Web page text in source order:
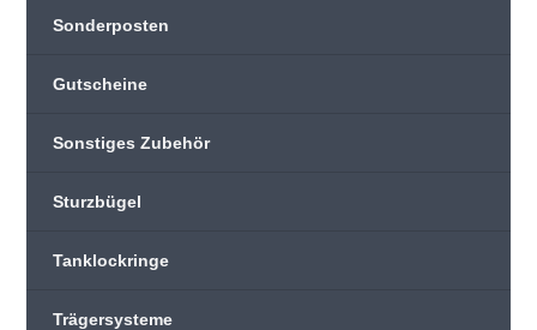
Sonderposten
Gutscheine
Sonstiges Zubehör
Sturzbügel
Tanklockringe
Trägersysteme